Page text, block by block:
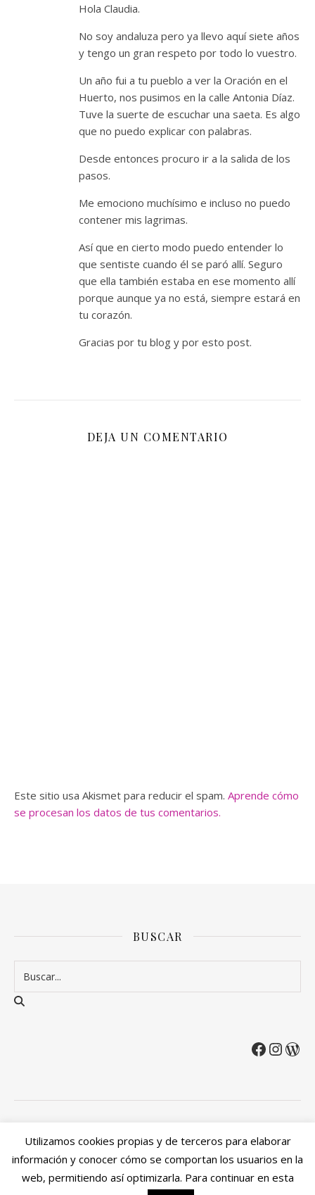
Hola Claudia.
No soy andaluza pero ya llevo aquí siete años
y tengo un gran respeto por todo lo vuestro.
Un año fui a tu pueblo a ver la Oración en el
Huerto, nos pusimos en la calle Antonia Díaz.
Tuve la suerte de escuchar una saeta. Es algo
que no puedo explicar con palabras.
Desde entonces procuro ir a la salida de los
pasos.
Me emociono muchísimo e incluso no puedo
contener mis lagrimas.
Así que en cierto modo puedo entender lo
que sentiste cuando él se paró allí. Seguro
que ella también estaba en ese momento allí
porque aunque ya no está, siempre estará en
tu corazón.
Gracias por tu blog y por esto post.
DEJA UN COMENTARIO
Este sitio usa Akismet para reducir el spam. Aprende cómo
se procesan los datos de tus comentarios.
BUSCAR
Política de privacidad Política de devoluciones y reembolsos
Mi cuenta
Utilizamos cookies propias y de terceros para elaborar
información y conocer cómo se comportan los usuarios en la
web, permitiendo así optimizarla. Para continuar en esta